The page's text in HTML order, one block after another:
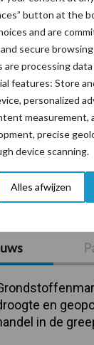
button at the
and are
secure
are processing
features: Store
personalized
measurement,
precise
device scanning.
Alles afwijzen
en
in de
Bemesting
Toon meer